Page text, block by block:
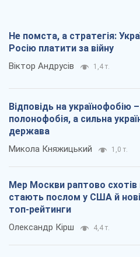
Не помста, а стратегія:
Росію платити за війну
Віктор Андрусів 1,4 т.
Відповідь на українофобію
полонофобія, а сильна
держава
Микола Княжицький 1,0 т.
Мер Москви раптово схотів
стають послом у США й нові
топ-рейтинги
Олександр Кірш 4,4 т.